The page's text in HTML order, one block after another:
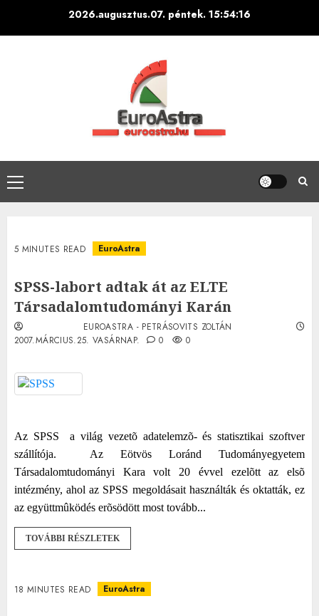
2026.augusztus.07. péntek.15:54:17
Primary
Menu
5 MINUTES READ EuroAstra
SPSS-labort adtak át az ELTE
Társadalomtudományi Karán
EUROASTRA - PETRÁSOVITS ZOLTÁN
2007.MÁRCIUS.25. VASÁRNAP.
0 0
Az SPSS
a világ vezetõ adatelemzõ- és statisztikai szoftver
szállítója.
Az Eötvös Loránd Tudományegyetem
Társadalomtudományi Kara volt 20 évvel ezelõtt az elsõ
intézmény, ahol az SPSS megoldásait használták és oktatták, ez
az együttmûködés erõsödött most tovább...
TOVÁBBI RÉSZLETEK
18 MINUTES READ EuroAstra